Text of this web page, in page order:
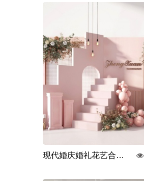
现代婚庆婚礼花艺合影区3d模型